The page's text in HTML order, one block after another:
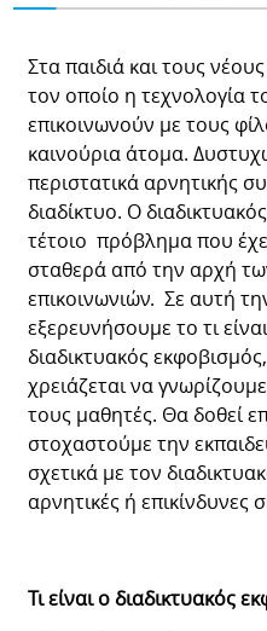
Στα παιδιά και τους
τον οποίο η τεχνολογία
επικοινωνούν με τους
καινούρια άτομα.
περιστατικά αρνητικής
διαδίκτυο. Ο
τέτοιο πρόβλημα που
σταθερά από την αρχή
επικοινωνιών. Σε αυτή
εξερευνήσουμε το τι
διαδικτυακός
χρειάζεται να
τους μαθητές. Θα δοθεί
στοχαστούμε την
σχετικά με τον
αρνητικές ή επικίνδυνες
Τι είναι ο διαδικτυακός